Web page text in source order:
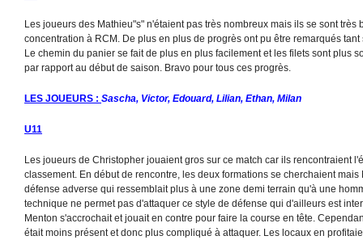
Les joueurs des Mathieu"s" n'étaient pas très nombreux mais ils se sont très
concentration à RCM. De plus en plus de progrès ont pu être remarqués
Le chemin du panier se fait de plus en plus facilement et les filets sont plus
par rapport au début de saison. Bravo pour tous ces progrès.
LES JOUEURS : Sascha, Victor, Edouard, Lilian, Ethan, Milan
U11
Les joueurs de Christopher jouaient gros sur ce match car ils rencontraient
classement. En début de rencontre, les deux formations se cherchaient
défense adverse qui ressemblait plus à une zone demi terrain qu'à une
technique ne permet pas d'attaquer ce style de défense qui d'ailleurs est
Menton s'accrochait et jouait en contre pour faire la course en tête.
était moins présent et donc plus compliqué à attaquer. Les locaux en